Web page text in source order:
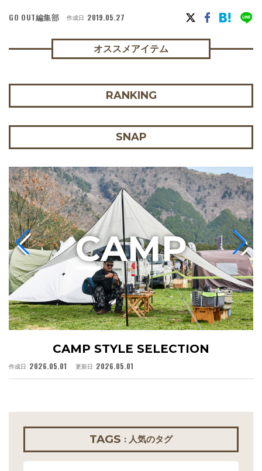
GO OUT編集部 作成日 2019.05.27
オススメアイテム
RANKING
SNAP
CAMP STYLE SELECTION
作成日 2026.05.01 更新日 2026.05.01
CAMP
TAGS : 人気のタグ